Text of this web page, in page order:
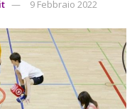
9 Febbraio 2022